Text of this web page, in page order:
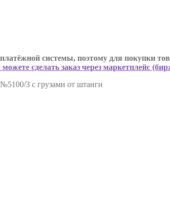
системы, поэтому для покупки
можете сделать заказ через маркетплейс
3 с грузами от штанги